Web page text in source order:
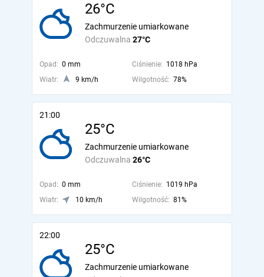
26°C
Odczuwalna 27°C
Zachmurzenie umiarkowane
Opad: 0 mm Ciśnienie: 1018 hPa
Wiatr:
9 km/h Wilgotność: 78%
21:00
25°C
Odczuwalna 26°C
Zachmurzenie umiarkowane
Opad: 0 mm Ciśnienie: 1019 hPa
Wiatr:
10 km/h Wilgotność: 81%
22:00
25°C
Zachmurzenie umiarkowane